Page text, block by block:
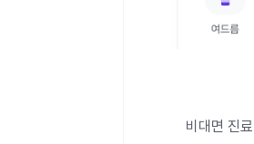
비대면 진